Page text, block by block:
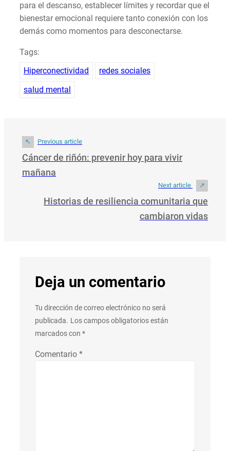
para el descanso, establecer límites y recordar que el
bienestar emocional requiere tanto conexión con los
demás como momentos para desconectarse.
Tags:
Hiperconectividad
redes sociales
salud mental
Previous article
Cáncer de riñón: prevenir hoy para vivir
mañana
Next article
Historias de resiliencia comunitaria que
cambiaron vidas
Deja un comentario
Tu dirección de correo electrónico no será
publicada. Los campos obligatorios están
marcados con *
Comentario *